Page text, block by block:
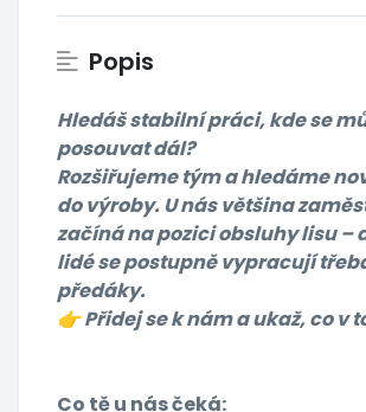
Popis
Hledáš stabilní práci, kde se
posouvat dál?
Rozšiřujeme tým a hledáme
do výroby. U nás většina
začíná na pozici obsluhy lisu –
lidé se postupně vypracují
předáky.
👉 Přidej se k nám a ukaž, co v
Co tě u nás čeká: